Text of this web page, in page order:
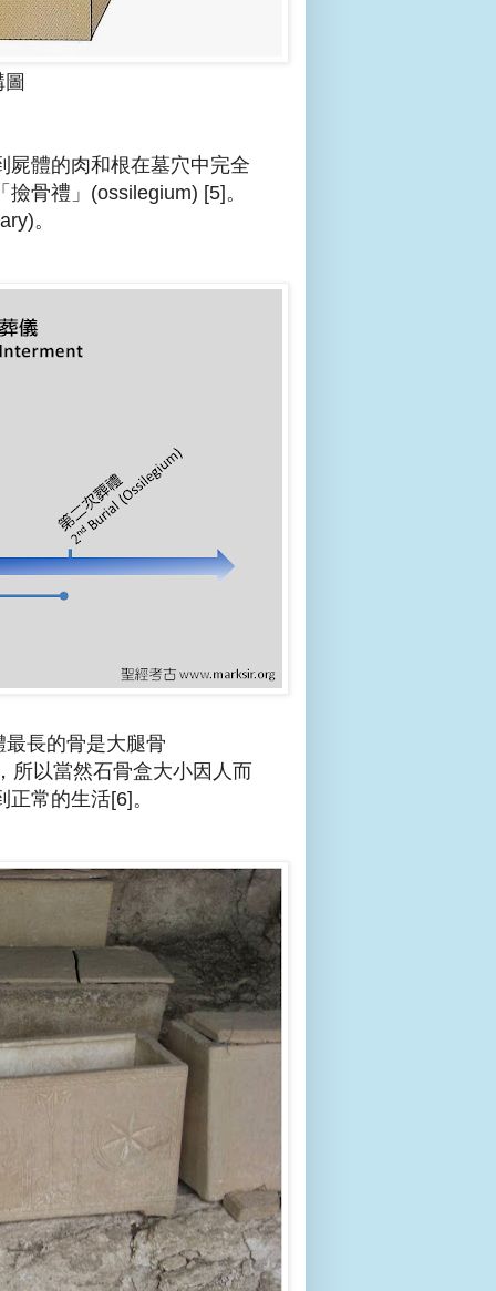
屍體的肉和根在墓穴中完全
骨禮」(ossilegium) [5]。
。
長的骨是大腿骨
所以當然石骨盒大小因人而
常的生活[6]。